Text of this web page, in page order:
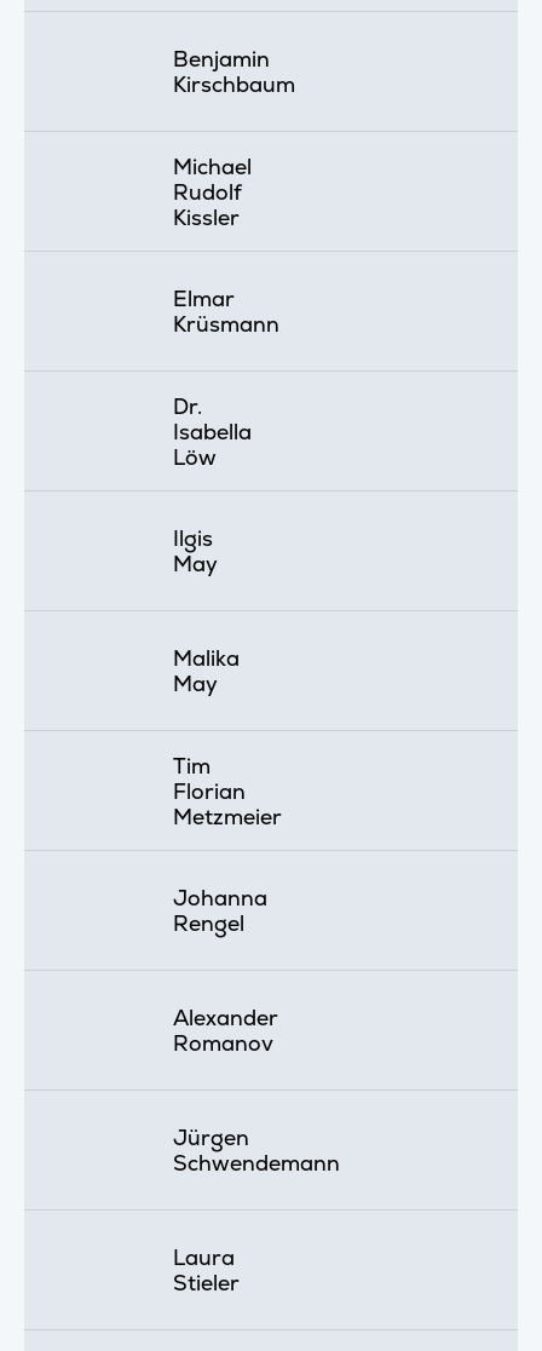
Benjamin
Kirschbaum
Michael
Rudolf
Kissler
Elmar
Krüsmann
Dr.
Isabella
Löw
Ilgis
May
Malika
May
Tim
Florian
Metzmeier
Johanna
Rengel
Alexander
Romanov
Jürgen
Schwendemann
Laura
Stieler